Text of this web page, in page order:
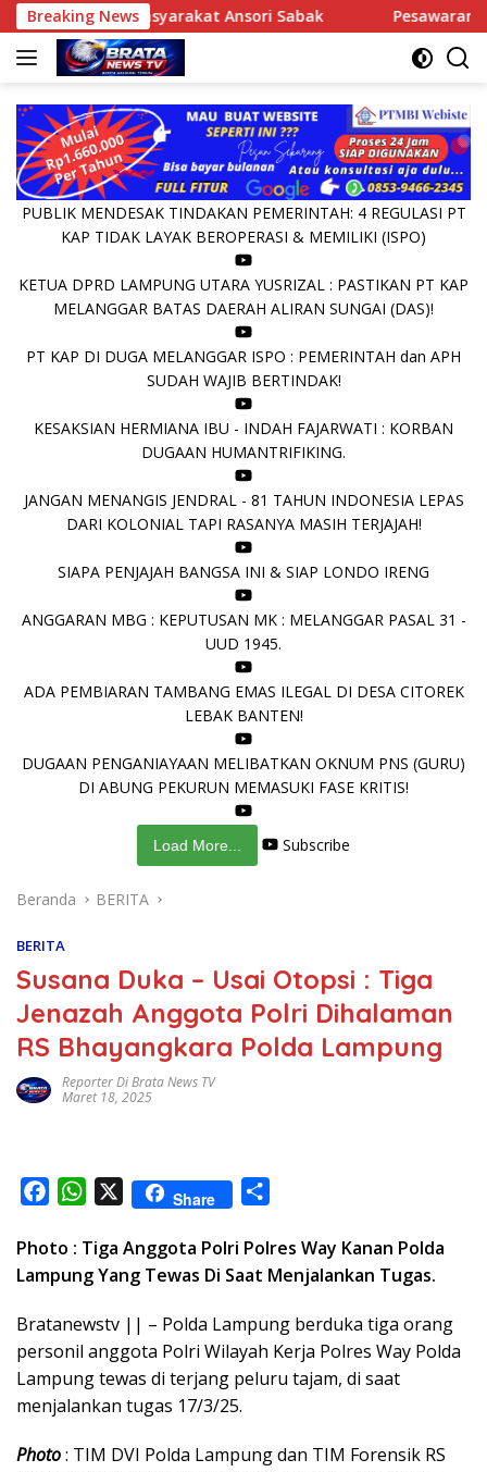
Langsung
ke
konten
Breaking News
Masyarakat Ansori Sabak Pesawaran : Suryati
PUBLIK MENDESAK TINDAKAN PEMERINTAH: 4 REGULASI PT
KAP TIDAK LAYAK BEROPERASI & MEMILIKI (ISPO)
KETUA DPRD LAMPUNG UTARA YUSRIZAL : PASTIKAN PT KAP
MELANGGAR BATAS DAERAH ALIRAN SUNGAI (DAS)!
PT KAP DI DUGA MELANGGAR ISPO : PEMERINTAH dan APH
SUDAH WAJIB BERTINDAK!
KESAKSIAN HERMIANA IBU - INDAH FAJARWATI : KORBAN
DUGAAN HUMANTRIFIKING.
JANGAN MENANGIS JENDRAL - 81 TAHUN INDONESIA LEPAS
DARI KOLONIAL TAPI RASANYA MASIH TERJAJAH!
SIAPA PENJAJAH BANGSA INI & SIAP LONDO IRENG
ANGGARAN MBG : KEPUTUSAN MK : MELANGGAR PASAL 31 -
UUD 1945.
ADA PEMBIARAN TAMBANG EMAS ILEGAL DI DESA CITOREK
LEBAK BANTEN!
DUGAAN PENGANIAYAAN MELIBATKAN OKNUM PNS (GURU)
DI ABUNG PEKURUN MEMASUKI FASE KRITIS!
Load More... Subscribe
Beranda BERITA
BERITA
Susana Duka – Usai Otopsi : Tiga
Jenazah Anggota Polri Dihalaman
RS Bhayangkara Polda Lampung
Reporter Di Brata News TV
Maret 18, 2025
c
e
o
o
k
W
a
t
A
p
p
X Share
a
r
Photo : Tiga Anggota Polri Polres Way Kanan Polda
Lampung Yang Tewas Di Saat Menjalankan Tugas.
Bratanewstv || – Polda Lampung berduka tiga orang
personil anggota Polri Wilayah Kerja Polres Way Polda
Lampung tewas di terjang peluru tajam, di saat
menjalankan tugas 17/3/25.
Photo: TIM DVI Polda Lampung dan TIM Forensik RS